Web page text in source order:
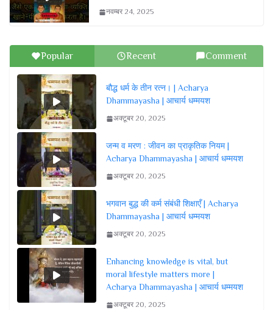
नवम्बर 24, 2025
Popular Recent Comment
बौद्ध धर्म के तीन रत्न। | Acharya
Dhammayasha | आचार्य धम्मयश
अक्टूबर 20, 2025
जन्म व मरण : जीवन का प्राकृतिक नियम |
Acharya Dhammayasha | आचार्य धम्मयश
अक्टूबर 20, 2025
भगवान बुद्ध की कर्म संबंधी शिक्षाएँ | Acharya
Dhammayasha | आचार्य धम्मयश
अक्टूबर 20, 2025
Enhancing knowledge is vital, but
moral lifestyle matters more |
Acharya Dhammayasha | आचार्य धम्मयश
अक्टूबर 20, 2025